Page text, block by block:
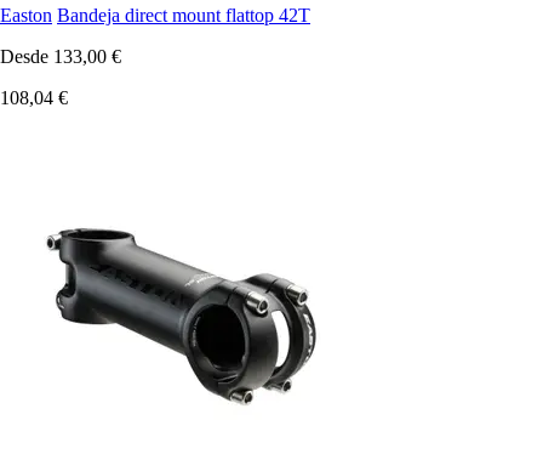
Easton Bandeja direct mount flattop 42T
Desde 133,00 €
108,04 €